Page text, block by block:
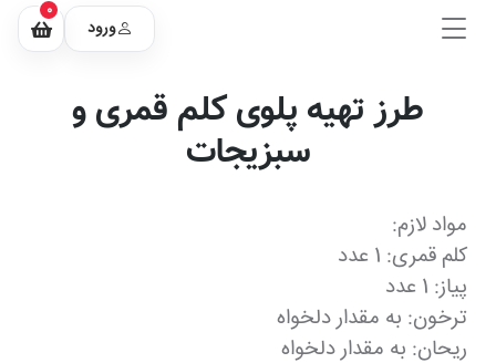
ورود
0
طرز تهیه پلوی کلم قمری و
سبزیجات
مواد لازم:
کلم قمری: 1 عدد
پیاز: 1 عدد
ترخون: به مقدار دلخواه
ریحان: به مقدار دلخواه